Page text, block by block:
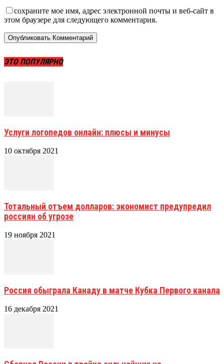
сохраните мое имя, адрес электронной почты и веб-сайт в
этом браузере для следующего комментария.
ЭТО ПОПУЛЯРНО
Услуги логопедов онлайн: плюсы и минусы
10 октября 2021
Тотальный отъем долларов: экономист предупредил
россиян об угрозе
19 ноября 2021
Россия обыграла Канаду в матче Кубка Первого канала
16 декабря 2021